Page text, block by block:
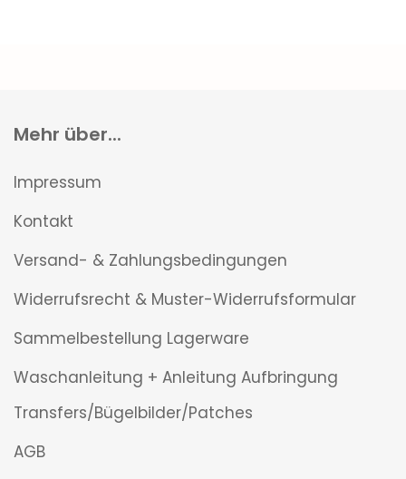
Mehr über...
Impressum
Kontakt
Versand- & Zahlungsbedingungen
Widerrufsrecht & Muster-Widerrufsformular
Sammelbestellung Lagerware
Waschanleitung + Anleitung Aufbringung
Transfers/Bügelbilder/Patches
AGB